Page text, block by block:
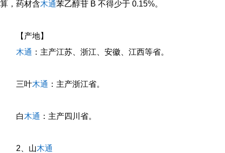
算，药材含木通苯乙醇苷 B 不得少于 0.15%。
【产地】
木通 ：主产江苏、浙江、安徽、江西等省。
三叶木通 ：主产浙江省。
白木通 ：主产四川省。
2、山木通